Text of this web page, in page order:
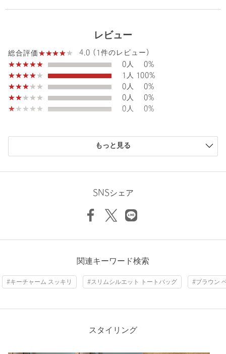
※こちらの素材はツヤだしのコーティングをされており、自然な
り、傷や剥がれが生じる可能性があります。シワや光沢の出方に
※この製品は天然皮革を使用しています。素材の風合いを重視し
ておりますので次の点にご注意下さい。
・直射日光や蛍光灯などの長時間照射により色あせすることがあ
ります。
・水や摩擦により色が落ちたり他の物に色移りする場合がありま
各種磁気カード、切符、電子機器、時計に近づけないで下さい。
磁力により記録を破壊することがあります。
書き」、「洗濯表示」を必ずご確認ください。
※商品画像は、光の当たり具合やパソコンなどの閲覧環境によ
ご了承ください。
店舗へお問い合わせの際は、全国のUNITED ARROWS各店舗ま
で下記の品名/品番をお申し付けください。
商品詳細
レビュー
総合評価
4.0 (1件のレビュー)
0人
0%
1人 100%
0人
0%
0人
0%
0人
0%
ニックネーム： 匿名
近所のお出かけに使っています。すごく可愛くて買って良かっ
1人が参考になったと回答
もっと見る
SNSシェア
関連キーワード検索
#キーチャーム スッキリ #スリムシルエット トートバッグ #ブラウン
スタイリング